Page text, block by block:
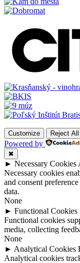
Customize Reject All
Powered by
✖
► Necessary Cookies
Necessary cookies
and consent
data.
None
► Functional Cookies
Functional cookies
media, collecting
None
► Analytical Cookies
Analytical cookies